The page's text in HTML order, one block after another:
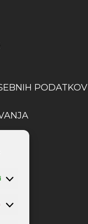
Statistika
PODATKOV